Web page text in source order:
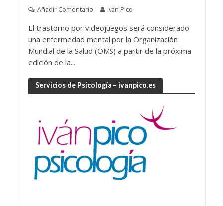
Añadir Comentario Iván Pico
El trastorno por videojuegos será considerado
una enfermedad mental por la Organización
Mundial de la Salud (OMS) a partir de la próxima
edición de la...
Servicios de Psicología – ivanpico.es